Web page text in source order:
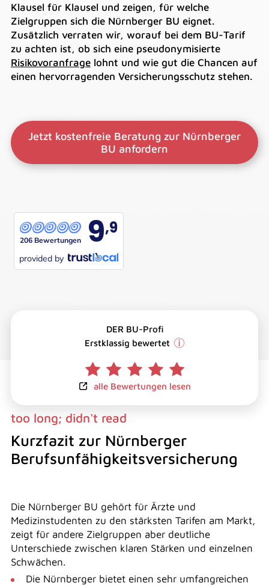
Klausel für Klausel und zeigen, für welche
Zielgruppen sich die Nürnberger BU eignet.
Zusätzlich verraten wir, worauf bei dem BU-Tarif
zu achten ist, ob sich eine pseudonymisierte
Risikovoranfragelohnt und wie gut die Chancen auf
einen hervorragenden Versicherungsschutz stehen.
Jetzt kostenfreie Beratung zur Nürnberger
BU anfordern
DER BU-Profi
Erstklassig bewertet
alle Bewertungen lesen
too long; didn't read
Kurzfazit zur Nürnberger
Berufsunfähigkeitsversicherung
Die Nürnberger BU gehört für Ärzte und
Medizinstudenten zu den stärksten Tarifen am Markt,
zeigt für andere Zielgruppen aber deutliche
Unterschiede zwischen klaren Stärken und einzelnen
Schwächen.
Die Nürnberger bietet einen sehr umfangreichen